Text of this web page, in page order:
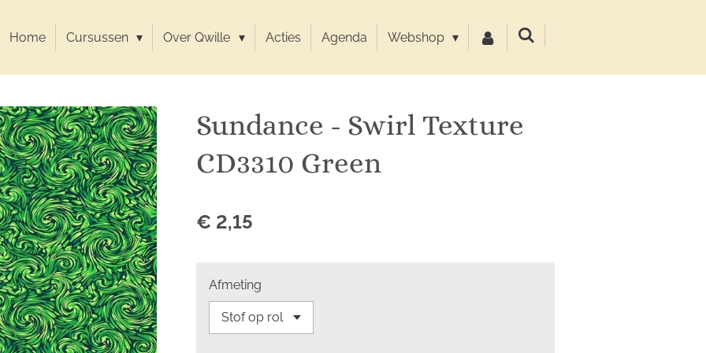
Home Cursussen Over Qwille Acties Agenda Webshop
Sundance - Swirl Texture
CD3310 Green
€ 2,15
Afmeting